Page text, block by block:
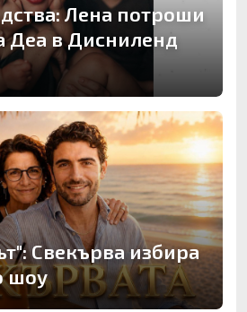
Лена потроши
Деа в Дисниленд
Свекърва избира
шоу